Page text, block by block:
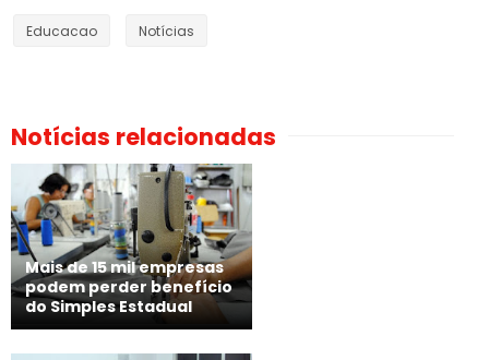
Educacao Notícias
Notícias relacionadas
Mais de 15 mil empresas
podem perder benefício
do Simples Estadual